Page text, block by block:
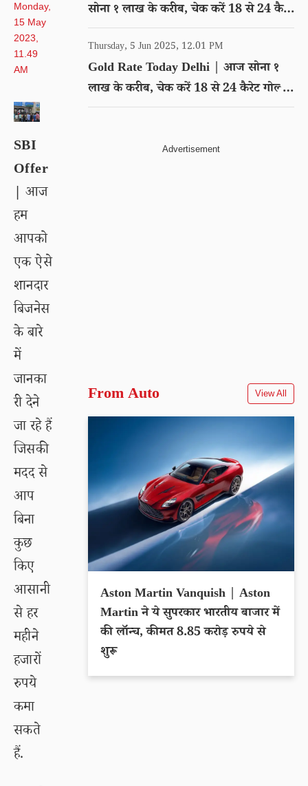
Monday,
15 May
2023,
11.49
AM
SBI
Offer
| आज
हम
आपको
एक ऐसे
शानदार
बिजनेस
के बारे
में
जानका
री देने
जा रहे हैं
जिसकी
मदद से
आप
बिना
कुछ
किए
आसानी
से हर
महीने
हजारों
रुपये
कमा
सकते
हैं.
सोना १ लाख के करीब, चेक करें 18 से 24 कैरेट
गोल्ड का रेट
Thursday, 5 Jun 2025, 12.01 PM
Gold Rate Today Delhi | आज सोना १
लाख के करीब, चेक करें 18 से 24 कैरेट गोल्ड
का रेट
From Auto View All
Aston Martin Vanquish | Aston
Martin ने ये सुपरकार भारतीय बाजार में
की लॉन्च, कीमत 8.85 करोड़ रुपये से
शुरू